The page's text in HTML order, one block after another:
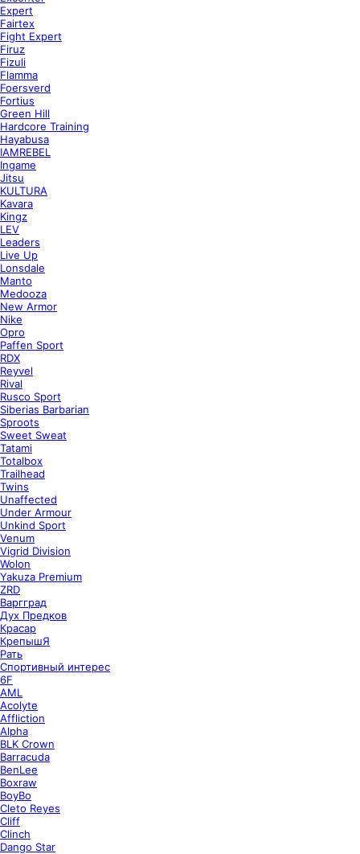
Expert
Fairtex
Fight Expert
Firuz
Fizuli
Flamma
Foersverd
Fortius
Green Hill
Hardcore Training
Hayabusa
IAMREBEL
Ingame
Jitsu
KULTURA
Kavara
Kingz
LEV
Leaders
Live Up
Lonsdale
Manto
Medooza
New Armor
Nike
Opro
Paffen Sport
RDX
Reyvel
Rival
Rusco Sport
Siberias Barbarian
Sproots
Sweet Sweat
Tatami
Totalbox
Trailhead
Twins
Unaffected
Under Armour
Unkind Sport
Venum
Vigrid Division
Wolon
Yakuza Premium
ZRD
Варгград
Дух Предков
Красар
КрепышЯ
Рать
Спортивный интерес
6F
AML
Acolyte
Affliction
Alpha
BLK Crown
Barracuda
BenLee
Boxraw
BoyBo
Cleto Reyes
Cliff
Clinch
Dango Star